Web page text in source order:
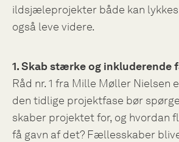
ildsjæleprojekter både kan lykkes
også leve videre.
1. Skab stærke og inkluderende
Råd nr. 1 fra Mille Møller Nielsen
den tidlige projektfase bør
skaber projektet for, og hvordan
få gavn af det? Fællesskaber